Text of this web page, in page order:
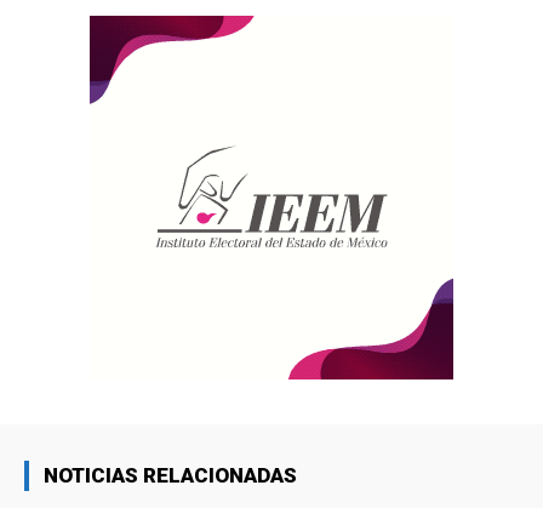
NOTICIAS RELACIONADAS